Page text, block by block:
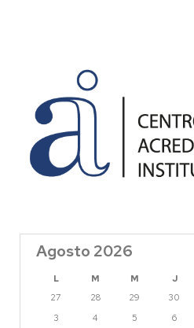
Agosto 2026
L M M J
27
28 29 30
3
4 5 6